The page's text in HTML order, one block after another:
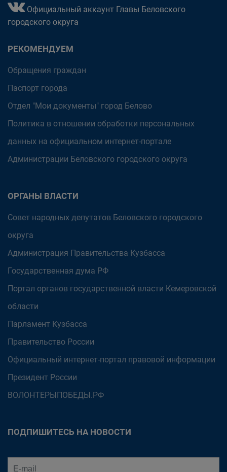
Официальный аккаунт Главы Беловского
городского округа
РЕКОМЕНДУЕМ
Обращения граждан
Паспорт города
Отдел "Мои документы" город Белово
Политика в отношении обработки персональных
данных на официальном интернет-портале
Администрации Беловского городского округа
ОРГАНЫ ВЛАСТИ
Совет народных депутатов Беловского городского
округа
Администрация Правительства Кузбасса
Государственная дума РФ
Портал органов государственной власти Кемеровской
области
Парламент Кузбасса
Правительство России
Официальный интернет-портал правовой информации
Президент России
ВОЛОНТЕРЫПОБЕДЫ.РФ
ПОДПИШИТЕСЬ НА НОВОСТИ